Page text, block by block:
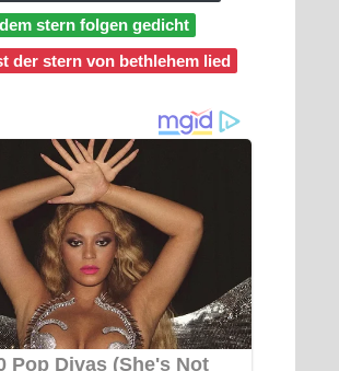
dem stern folgen gedicht
der stern von bethlehem lied